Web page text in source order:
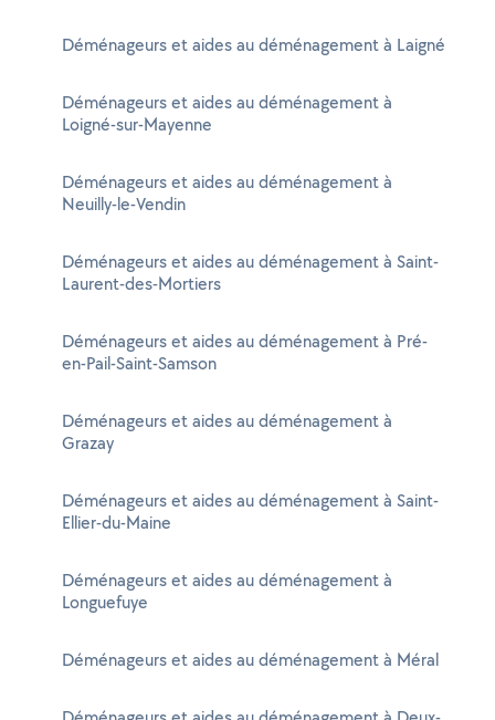
Déménageurs et aides au déménagement à Laigné
Déménageurs et aides au déménagement à
Loigné-sur-Mayenne
Déménageurs et aides au déménagement à
Neuilly-le-Vendin
Déménageurs et aides au déménagement à Saint-
Laurent-des-Mortiers
Déménageurs et aides au déménagement à Pré-
en-Pail-Saint-Samson
Déménageurs et aides au déménagement à
Grazay
Déménageurs et aides au déménagement à Saint-
Ellier-du-Maine
Déménageurs et aides au déménagement à
Longuefuye
Déménageurs et aides au déménagement à Méral